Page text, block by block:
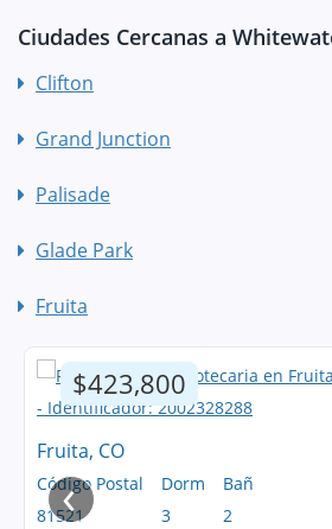
Ciudades Cercanas a
Clifton
Grand Junction
Palisade
Glade Park
Fruita
$423,800
Fruita, CO
Código Postal
81521
Dorm
3
Bañ
2
‹